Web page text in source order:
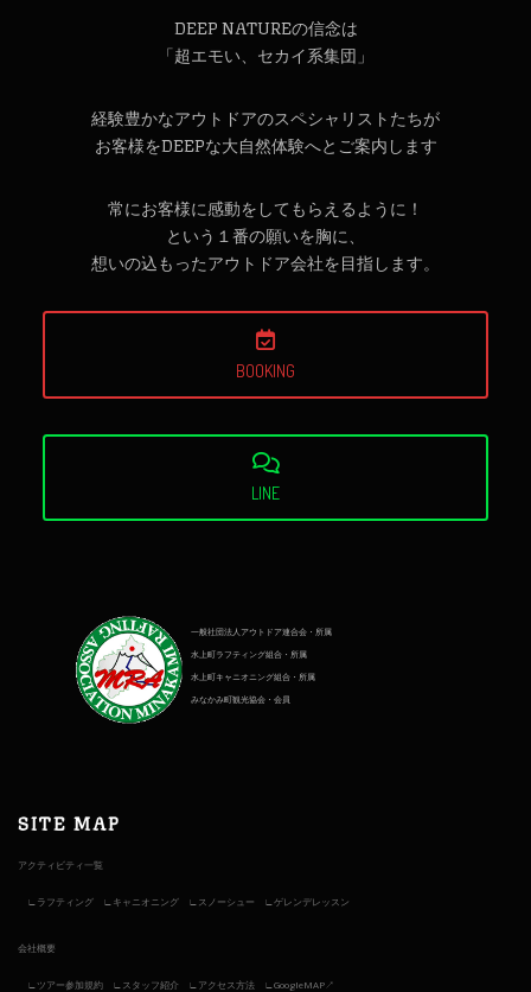
DEEP NATUREの信念は
「超エモい、セカイ系集団」
経験豊かなアウトドアのスペシャリストたちが
お客様をDEEPな大自然体験へとご案内します
常にお客様に感動をしてもらえるように！
という１番の願いを胸に、
想いの込もったアウトドア会社を目指します。
BOOKING
LINE
一般社団法人アウトドア連合会・所属
水上町ラフティング組合・所属
水上町キャニオニング組合・所属
みなかみ町観光協会・会員
SITE MAP
アクティビティ一覧
ラフティング キャニオニング スノーシュー ゲレンデレッスン
会社概要
ツアー参加規約 スタッフ紹介 アクセス方法 GoogleMAP↗︎